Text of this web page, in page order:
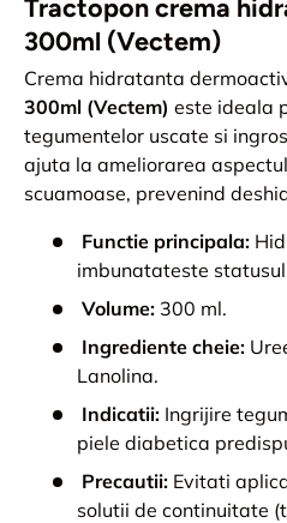
Tractopon crema
300ml (Vectem)
Crema hidratanta
300ml (Vectem) este ideala
tegumentelor uscate si
ajuta la ameliorarea
scuamoase, prevenind
Functie principala:
imbunatateste
Volume: 300 ml.
Ingrediente cheie:
Lanolina.
Indicatii: Ingrijire
piele diabetica
Precautii: Evitati
solutii de continuitate